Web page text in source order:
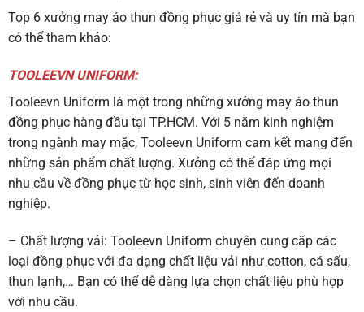
Top 6 xưởng may áo thun đồng phục giá rẻ và uy tín mà bạn
có thể tham khảo:
TOOLEEVN UNIFORM:
Tooleevn Uniform là một trong những xưởng may áo thun
đồng phục hàng đầu tại TP.HCM. Với 5 năm kinh nghiệm
trong ngành may mặc, Tooleevn Uniform cam kết mang đến
những sản phẩm chất lượng. Xưởng có thể đáp ứng mọi
nhu cầu về đồng phục từ học sinh, sinh viên đến doanh
nghiệp.
– Chất lượng vải: Tooleevn Uniform chuyên cung cấp các
loại đồng phục với đa dạng chất liệu vải như cotton, cá sấu,
thun lạnh,… Bạn có thể dễ dàng lựa chọn chất liệu phù hợp
với nhu cầu.